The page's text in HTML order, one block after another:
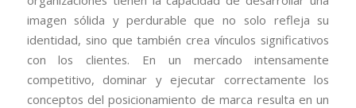
imagen sólida y perdurable que no solo refleja su
identidad, sino que también crea vínculos significativos
con los clientes. En un mercado intensamente
competitivo, dominar y ejecutar correctamente los
conceptos del posicionamiento de marca resulta en un